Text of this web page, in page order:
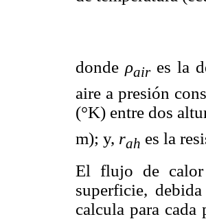
donde ρaires la
aire a presión
(°K) entre dos
m); y, rah es la
El flujo de
superficie,
calcula para